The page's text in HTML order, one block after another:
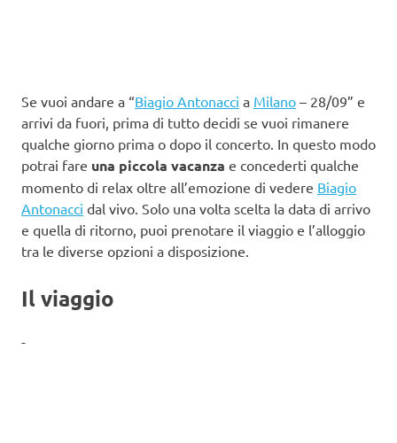
Se vuoi andare a “Biagio Antonacci a Milano – 28/09” e
arrivi da fuori, prima di tutto decidi se vuoi rimanere
qualche giorno prima o dopo il concerto. In questo modo
potrai fare una piccola vacanza e concederti qualche
momento di relax oltre all’emozione di vedere Biagio
Antonacci dal vivo. Solo una volta scelta la data di arrivo
e quella di ritorno, puoi prenotare il viaggio e l’alloggio
tra le diverse opzioni a disposizione.
Il viaggio
-